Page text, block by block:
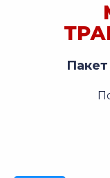
Пакет